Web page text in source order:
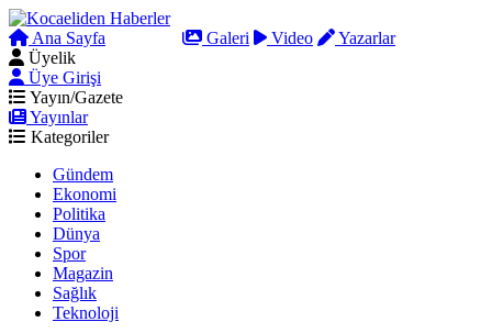
Ana Sayfa Galeri Video
Yazarlar
Üyelik
Üye Girişi
Yayın/Gazete
Yayınlar
Kategoriler
Gündem
Ekonomi
Politika
Dünya
Spor
Magazin
Sağlık
Teknoloji